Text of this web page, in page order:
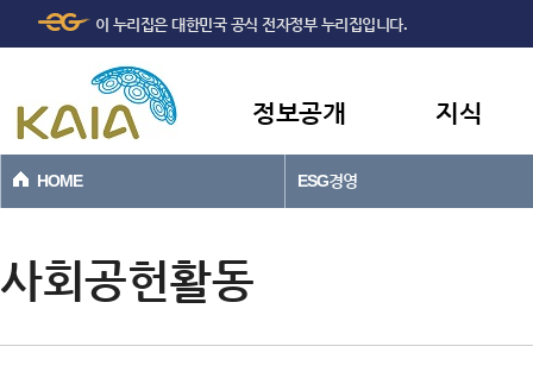
본문바로가기
이 누리집은 대한민국 공식 전자정부 누리집입니다.
정보공개 지식
HOME ESG경영
사회공헌활동